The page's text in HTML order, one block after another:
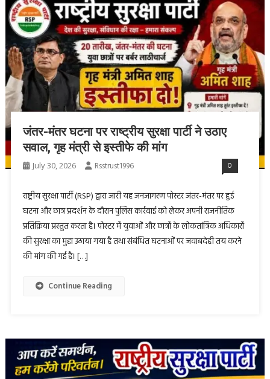
जंतर-मंतर घटना पर राष्ट्रीय सुरक्षा पार्टी ने उठाए
सवाल, गृह मंत्री से इस्तीफे की मांग
July 30, 2026 Rsstrust1996 0
राष्ट्रीय सुरक्षा पार्टी (RSP) द्वारा जारी यह जनजागरण पोस्टर जंतर-मंतर पर हुई
घटना और छात्र प्रदर्शन के दौरान पुलिस कार्रवाई को लेकर अपनी राजनीतिक
प्रतिक्रिया प्रस्तुत करता है। पोस्टर में युवाओं और छात्रों के लोकतांत्रिक अधिकारों
की सुरक्षा का मुद्दा उठाया गया है तथा संबंधित घटनाओं पर जवाबदेही तय करने
की मांग की गई है। […]
Continue Reading